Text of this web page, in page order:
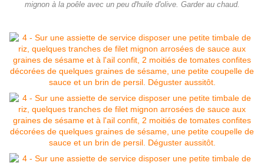
mignon à la poêle avec un peu d'huile d'olive. Garder au chaud.